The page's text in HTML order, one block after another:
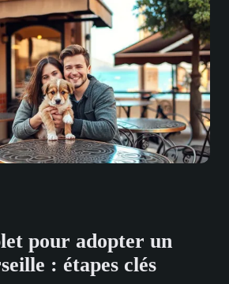
pour adopter un
: étapes clés